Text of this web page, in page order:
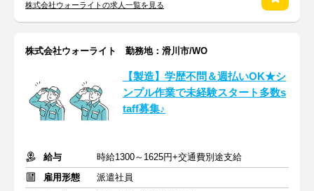
株式会社ウォーライトの求人一覧を見る
株式会社ウォーライト 勤務地：滑川市/WO
【製造】学歴不問＆週払いOK★シ
ンプル作業で未経験スタート多数s
taff募集♪
給与
時給1300～1625円+交通費別途支給
雇用形態
派遣社員